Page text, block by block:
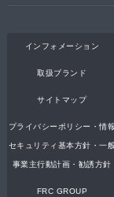
インフォメーション
取扱ブランド
サイトマップ
プライバシーポリシー・情報
セキュリティ基本方針・一
事業主行動計画・勧誘方針
FRC GROUP